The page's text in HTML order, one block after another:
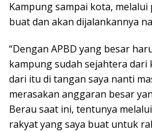
Kampung sampai kota,
buat dan akan dijalankannya
“Dengan APBD yang besar
kampung sudah sejahtera dari
dari itu di tangan saya nanti
merasakan anggaran besar
Berau saat ini, tentunya
rakyat yang saya buat untuk